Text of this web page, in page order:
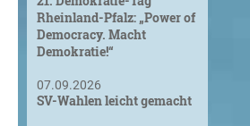
Rheinland-Pfalz: „Power of
Democracy. Macht
Demokratie!“
07.09.2026
SV-Wahlen leicht gemacht